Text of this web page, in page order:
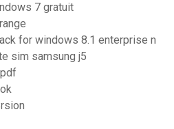
7 gratuit
for windows 8.1 enterprise n
sim samsung j5